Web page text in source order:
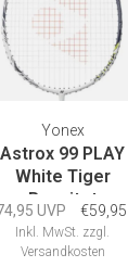
Yonex
Astrox 99 PLAY
White Tiger
Besaitet
UVP €59,95
Inkl. MwSt. zzgl.
Versandkosten